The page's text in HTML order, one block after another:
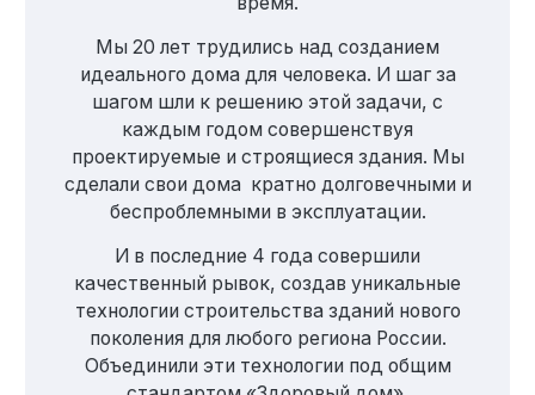
Мы 20 лет трудились над созданием
идеального дома для человека. И шаг за
шагом шли к решению этой задачи, с
каждым годом совершенствуя
проектируемые и строящиеся здания. Мы
сделали свои дома кратно долговечными и
беспроблемными в эксплуатации.
И в последние 4 года совершили
качественный рывок, создав уникальные
технологии строительства зданий нового
поколения для любого региона России.
Объединили эти технологии под общим